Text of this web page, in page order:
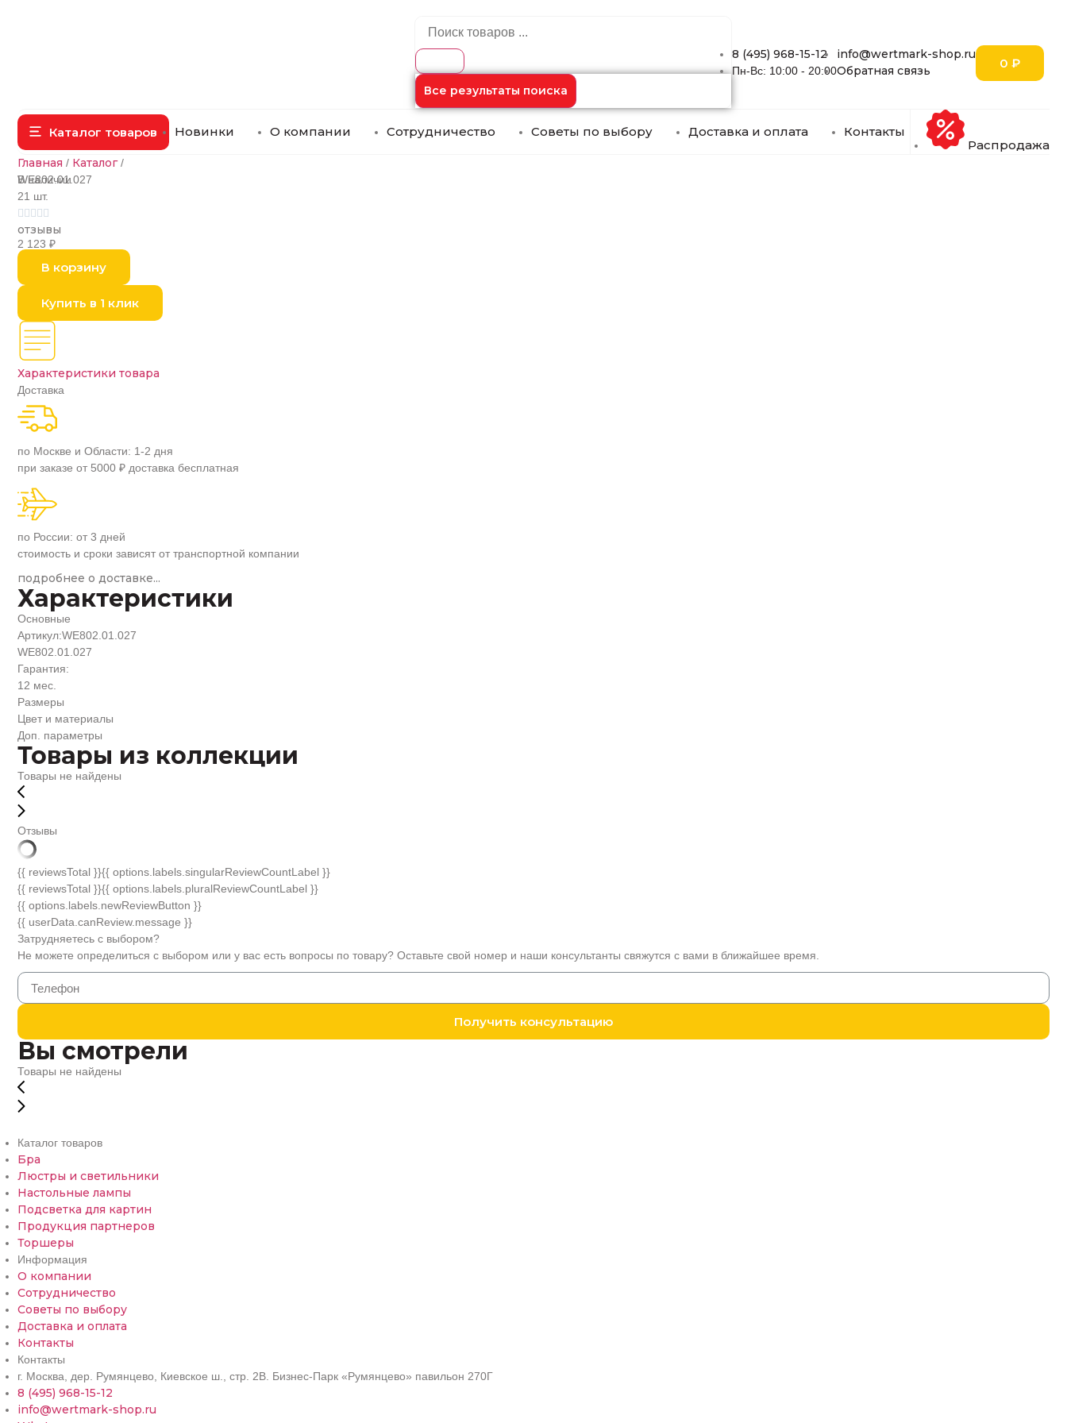
Все результаты поиска
8 (495) 968-15-12
Пн-Вс: 10:00 - 20:00
info@wertmark-shop.ru
Обратная связь
0 ₽
Каталог товаров Новинки О компании Сотрудничество Советы по выбору Доставка и оплата
Контакты
Распродажа
Главная / Каталог/
В наличии
21 шт.
WE802.01.027
    
отзывы
2 123 ₽
В корзину
Купить в 1 клик
Характеристики товара
Доставка
по Москве и Области: 1-2 дня
при заказе от 5000 ₽ доставка бесплатная
по России: от 3 дней
стоимость и сроки зависят от транспортной компании
подробнее о доставке...
Характеристики
Основные
Артикул:WE802.01.027
WE802.01.027
Гарантия:
12 мес.
Размеры
Цвет и материалы
Доп. параметры
Товары из коллекции
Товары не найдены
Отзывы
{{ reviewsTotal }}{{ options.labels.singularReviewCountLabel }}
{{ reviewsTotal }}{{ options.labels.pluralReviewCountLabel }}
{{ options.labels.newReviewButton }}
{{ userData.canReview.message }}
Затрудняетесь с выбором?
Не можете определиться с выбором или у вас есть вопросы по товару? Оставьте свой номер и наши консультанты свяжутся с вами в ближайшее время.
Получить консультацию
Вы смотрели
Товары не найдены
Каталог товаров
Бра
Люстры и светильники
Настольные лампы
Подсветка для картин
Продукция партнеров
Торшеры
Информация
О компании
Сотрудничество
Советы по выбору
Доставка и оплата
Контакты
Контакты
г. Москва, дер. Румянцево, Киевское ш., стр. 2В. Бизнес-Парк «Румянцево» павильон 270Г
8 (495) 968-15-12
info@wertmark-shop.ru